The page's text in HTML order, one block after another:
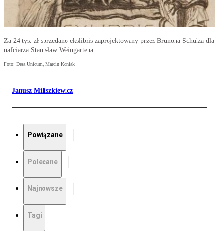
Za 24 tys. zł sprzedano ekslibris zaprojektowany przez Brunona Schulza dla
nafciarza Stanisław Weingartena.
Foto: Desa Unicum, Marcin Koniak
Janusz Miliszkiewicz
Powiązane
Polecane
Najnowsze
Tagi